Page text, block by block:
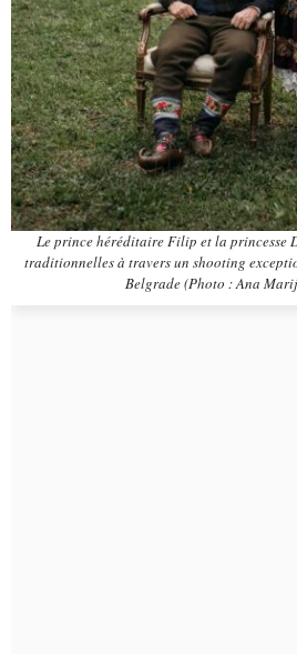
Le prince héréditaire Filip et la princesse
traditionnelles à travers un shooting
Belgrade (Photo : Ana